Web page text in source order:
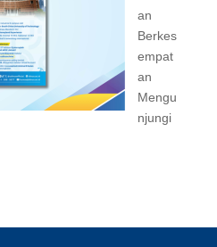
an
Berkes
empat
an
Mengu
njungi